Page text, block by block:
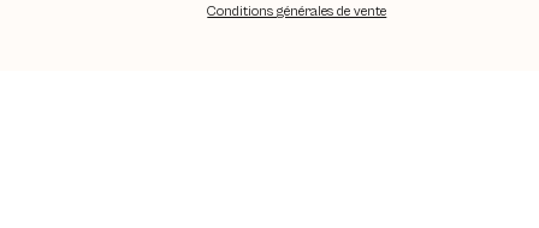
Conditions générales de vente